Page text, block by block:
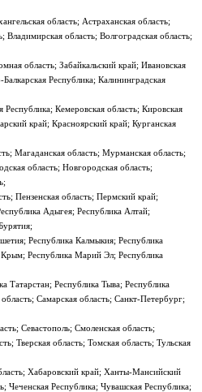
область; Астраханская область;
Владимирская область; Волгоградская область;
область; Забайкальский край; Ивановская
Республика; Калининградская
Кемеровская область; Кировская
край; Красноярский край; Курганская
Магаданская область; Мурманская область;
область; Новгородская область;
Пензенская область; Пермский край;
Адыгея; Республика Алтай;
Республика Калмыкия; Республика
Республика Марий Эл; Республика
Татарстан; Республика Тыва; Республика
Самарская область; Санкт-Петербург;
Севастополь; Смоленская область;
Тверская область; Томская область; Тульская
Хабаровский край; Ханты-Мансийский
Чеченская Республика; Чувашская Республика;